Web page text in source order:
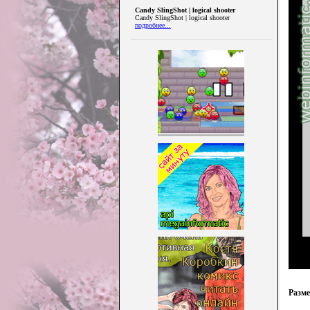
Candy SlingShot | logical shooter
Candy SlingShot | logical shooter
подробнее...